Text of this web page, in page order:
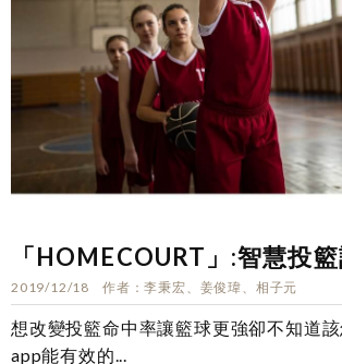
「HOMECOURT」:智慧投
2019/12/18 作者 李秉宏、姜俊瑋、相子元
想改變投籃命中率讓籃球更強卻不知道
app能有效的...